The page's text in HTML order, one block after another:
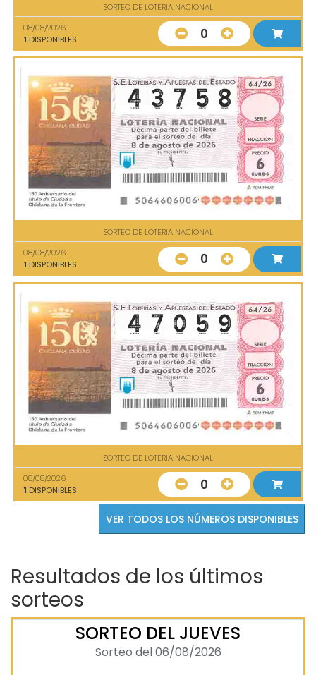
SORTEO DE LOTERIA NACIONAL
08/08/2026
1 DISPONIBLES 0
SORTEO DE LOTERIA NACIONAL
08/08/2026
1 DISPONIBLES 0
SORTEO DE LOTERIA NACIONAL
08/08/2026
1 DISPONIBLES 0
VER TODOS LOS NÚMEROS DISPONIBLES
Resultados de los últimos
sorteos
SORTEO DEL JUEVES
Sorteo del 06/08/2026